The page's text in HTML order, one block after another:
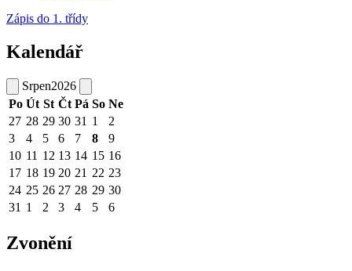
Zápis do 1. třídy
Kalendář
Srpen2026
Po Út St Čt Pá So Ne
27 28 29 30 31 1
2
3
4 5 6 7 8
9
10 11 12 13 14 15 16
17 18 19 20 21 22 23
24 25 26 27 28 29 30
31 1 2 3 4 5 6
Zvonění